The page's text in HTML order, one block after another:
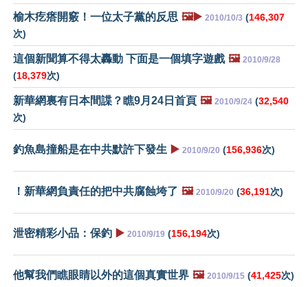
榆木疙瘩開竅！一位太子黨的反思 🖼️▶️ 2010/10/3 (146,307
次)
這個新聞算不得太轟動 下面是一個填字遊戲 🖼️ 2010/9/28
(18,379次)
新華網裏有日本間諜？瞧9月24日首頁 🖼️ 2010/9/24 (32,540
次)
釣魚島撞船是在中共默許下發生 ▶️ 2010/9/20 (156,936次)
！新華網負責任的把中共腐蝕垮了 🖼️ 2010/9/20 (36,191次)
泄密精彩小品：保釣 ▶️ 2010/9/19 (156,194次)
他幫我們瞧眼睛以外的這個真實世界 🖼️ 2010/9/15 (41,425次)